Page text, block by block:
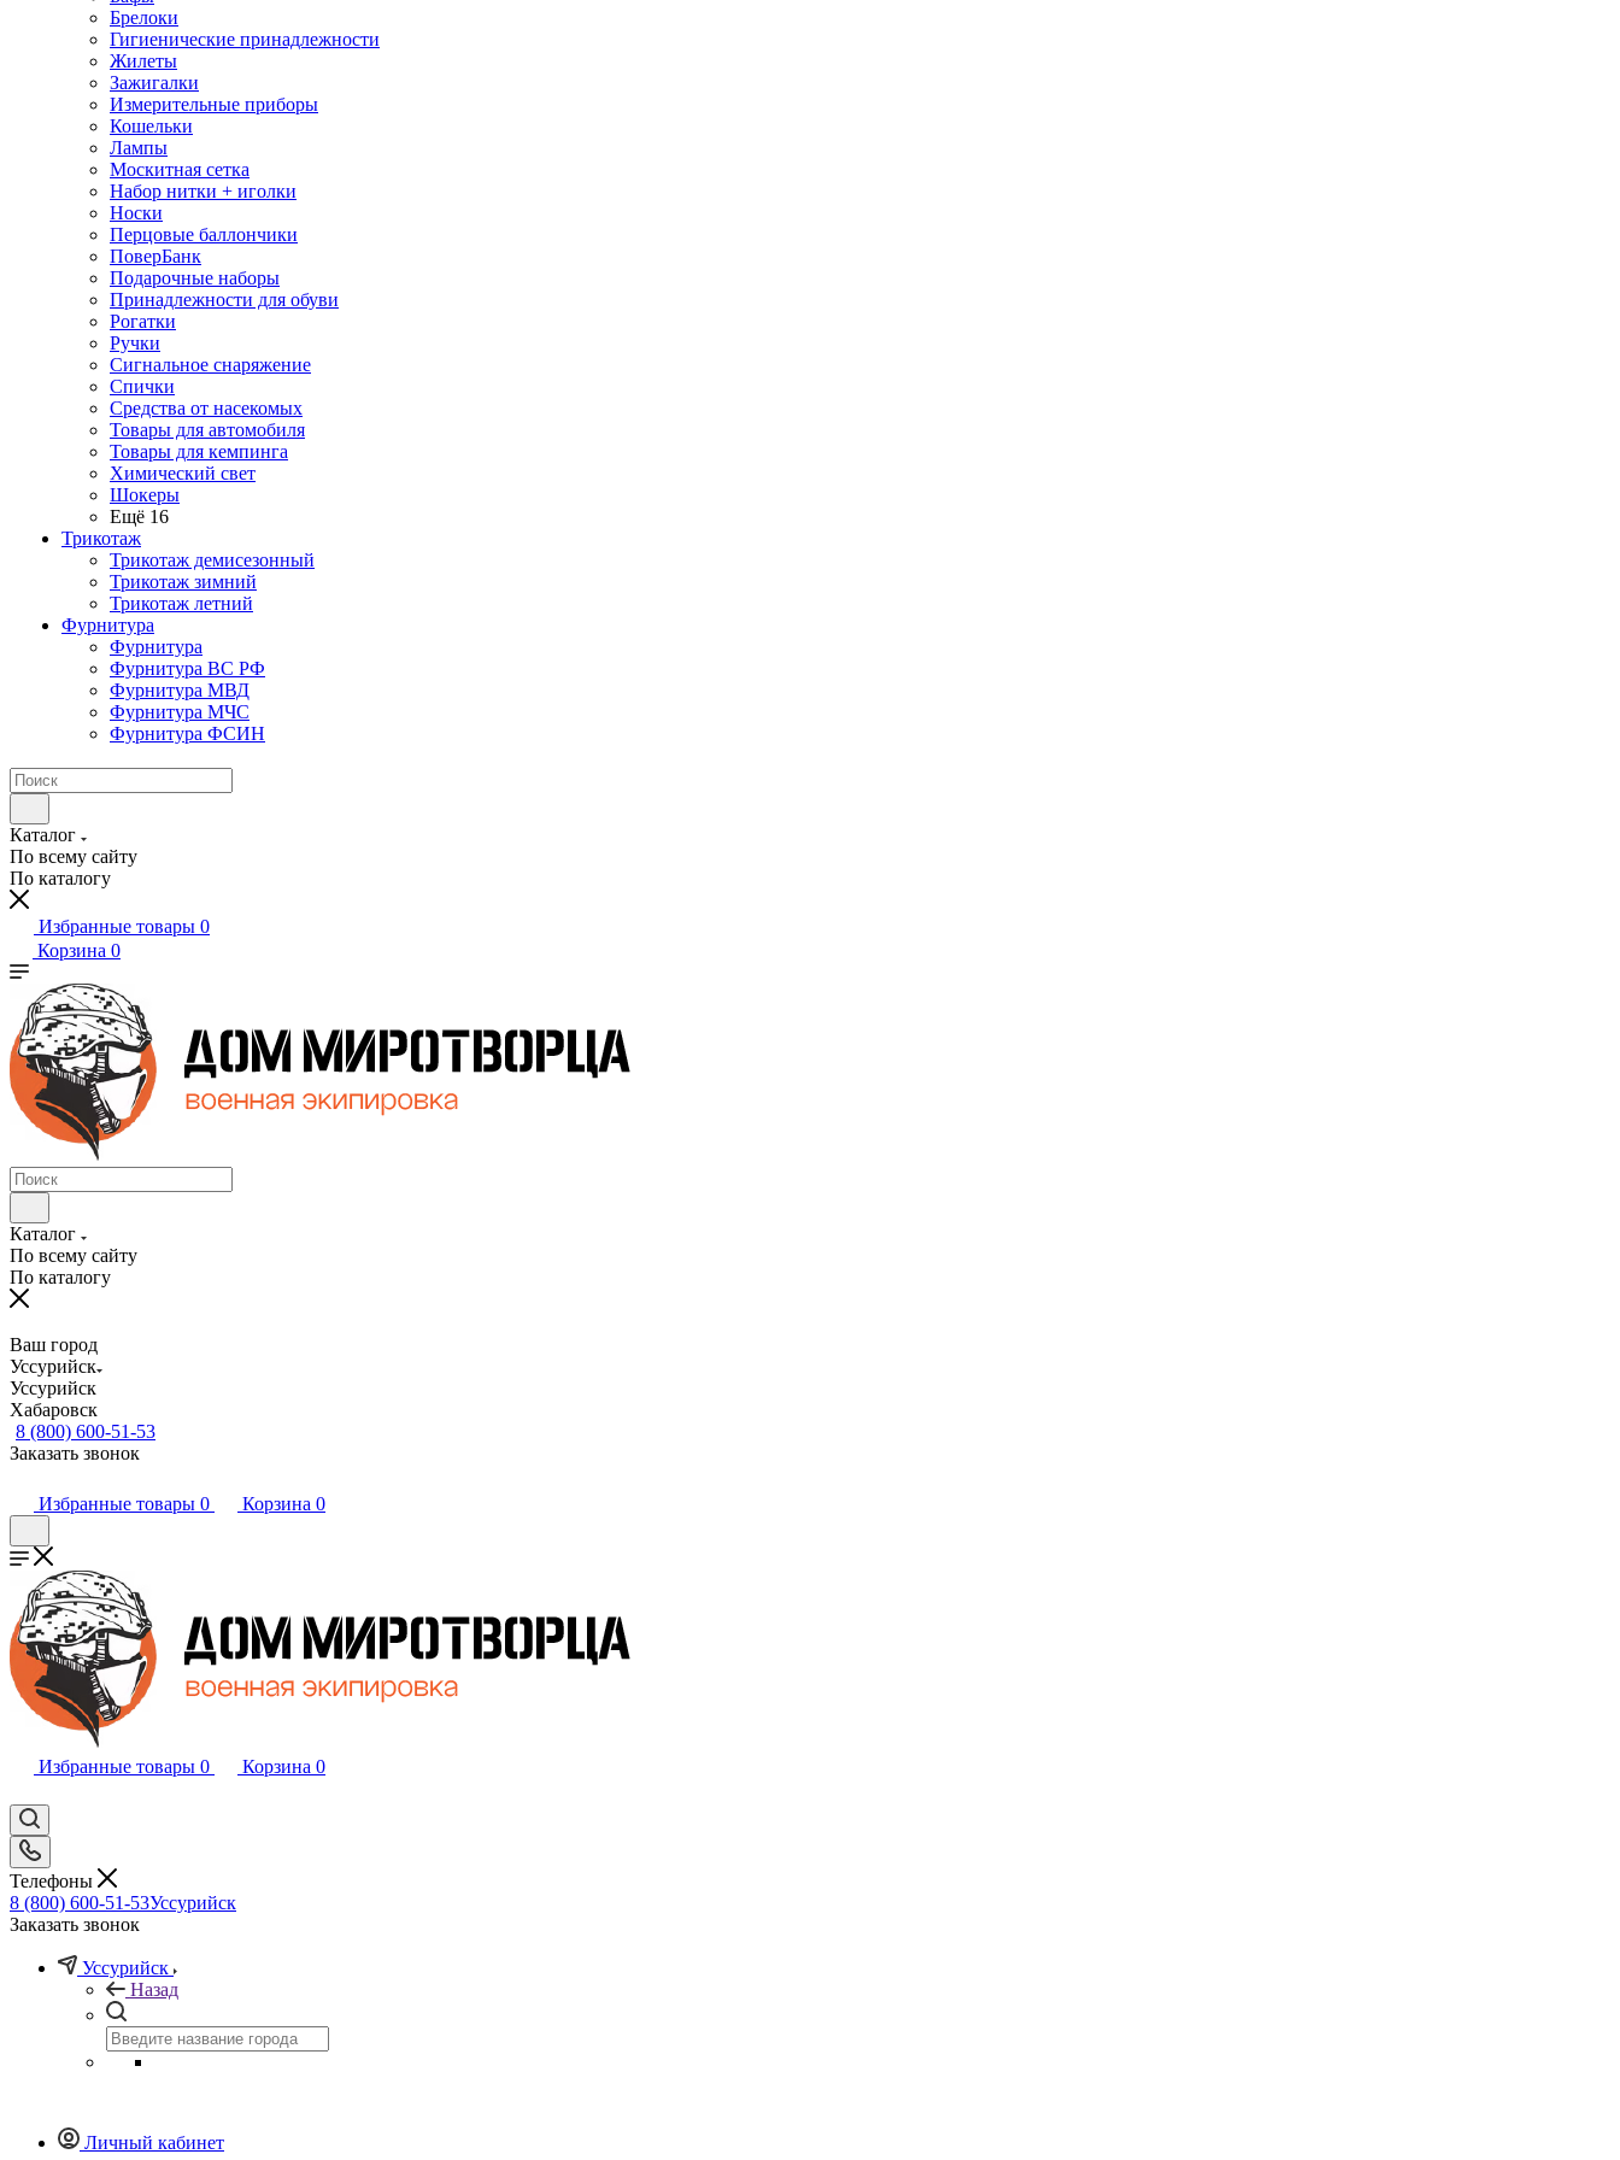
Брелоки
Гигиенические принадлежности
Жилеты
Зажигалки
Измерительные приборы
Кошельки
Лампы
Москитная сетка
Набор нитки + иголки
Носки
Перцовые баллончики
ПоверБанк
Подарочные наборы
Принадлежности для обуви
Рогатки
Ручки
Сигнальное снаряжение
Спички
Средства от насекомых
Товары для автомобиля
Товары для кемпинга
Химический свет
Шокеры
Ещё 16
Трикотаж
Трикотаж демисезонный
Трикотаж зимний
Трикотаж летний
Фурнитура
Фурнитура
Фурнитура ВС РФ
Фурнитура МВД
Фурнитура МЧС
Фурнитура ФСИН
Каталог
По всему сайту
По каталогу
Избранные товары 0
Корзина 0
Каталог
По всему сайту
По каталогу
Ваш город
Уссурийск
Уссурийск
Хабаровск
8 (800) 600-51-53
Заказать звонок
Избранные товары 0 Корзина 0
Избранные товары 0 Корзина 0
Телефоны
8 (800) 600-51-53Уссурийск
Заказать звонок
Уссурийск
Назад
Личный кабинет